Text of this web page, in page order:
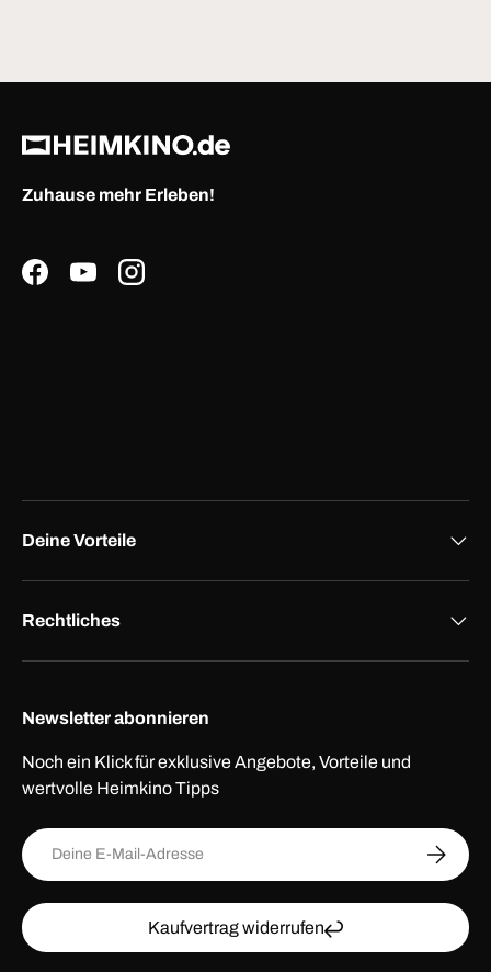
Zuhause mehr Erleben!
FacebookYouTubeInstagram
Deine Vorteile
Rechtliches
Newsletter abonnieren
Noch ein Klick für exklusive Angebote, Vorteile und
wertvolle Heimkino Tipps
E-Mail
Kaufvertrag widerrufen